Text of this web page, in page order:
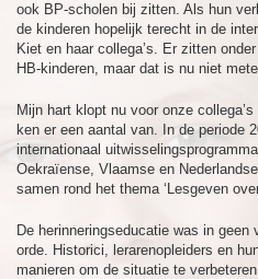
ook BP-scholen bij zitten. Als hun
de kinderen hopelijk terecht in de
Kiet en haar collega’s. Er zitten
HB-kinderen, maar dat is nu niet
Mijn hart klopt nu voor onze
ken er een aantal van. In de periode
internationaal
Oekraïense, Vlaamse en
samen rond het thema ‘Lesgeven
De herinneringseducatie was in geen
orde. Historici, lerarenopleiders en
manieren om de situatie te